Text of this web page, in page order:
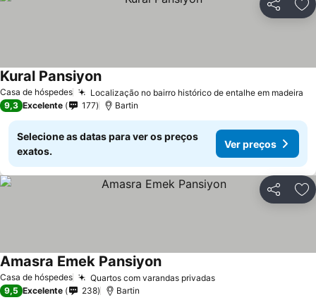
Partilhar
Casa de hóspedes Localização no bairro histórico de entalhe em madeira
Kural Pansiyon
9,3 Excelente 177 Bartin
Selecione as datas para ver os preços
exatos.
Ver preços
Partilhar
Casa de hóspedes Quartos com varandas privadas
Amasra Emek Pansiyon
9,5 Excelente 238 Bartin